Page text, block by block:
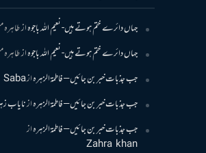
جہاں دائرے ختم ہوتے ہیں- نعیم اللہ باجوہازطاہرہ
جہاں دائرے ختم ہوتے ہیں- نعیم اللہ باجوہازطاہرہ
جب جذبات خبر بن جائیں – فاطمۃالزہرہازSaba
جب جذبات خبر بن جائیں – فاطمۃالزہرہازنایاب
جب جذبات خبر بن جائیں – فاطمۃالزہرہاز
Zahra khan